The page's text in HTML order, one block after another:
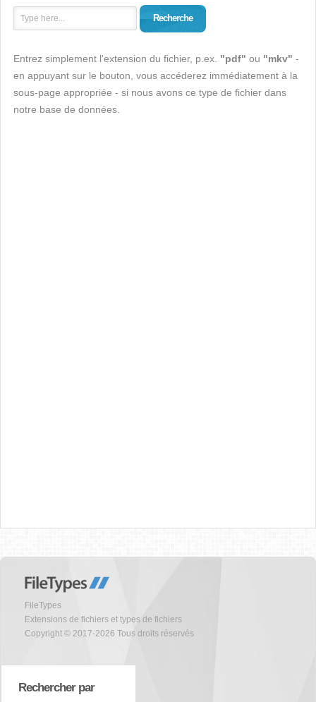
Recherche
Entrez simplement l'extension du fichier, p.ex. "pdf" ou "mkv" -
en appuyant sur le bouton, vous accéderez immédiatement à la
sous-page appropriée - si nous avons ce type de fichier dans
notre base de données.
FileTypes
Extensions de fichiers et types de fichiers
Copyright © 2017-2026 Tous droits réservés
Rechercher par